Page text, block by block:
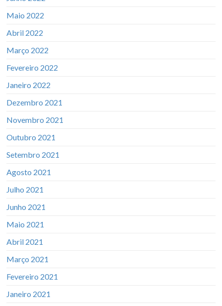
Maio 2022
Abril 2022
Março 2022
Fevereiro 2022
Janeiro 2022
Dezembro 2021
Novembro 2021
Outubro 2021
Setembro 2021
Agosto 2021
Julho 2021
Junho 2021
Maio 2021
Abril 2021
Março 2021
Fevereiro 2021
Janeiro 2021